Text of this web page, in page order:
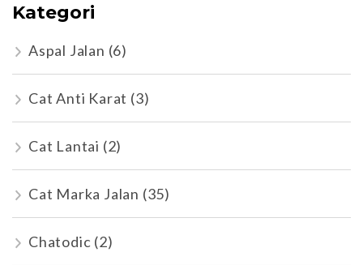
Kategori
Aspal Jalan (6)
Cat Anti Karat (3)
Cat Lantai (2)
Cat Marka Jalan (35)
Chatodic (2)